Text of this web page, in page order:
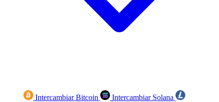
Intercambiar Bitcoin
Intercambiar Solana